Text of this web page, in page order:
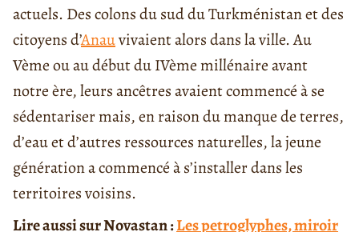
actuels. Des colons du sud du Turkménistan et des
citoyens d’Anauvivaient alors dans la ville. Au
Vème ou au début du IVème millénaire avant
notre ère, leurs ancêtres avaient commencé à se
sédentariser mais, en raison du manque de terres,
d’eau et d’autres ressources naturelles, la jeune
génération a commencé à s’installer dans les
territoires voisins.
Lire aussi sur Novastan :Les petroglyphes, miroir